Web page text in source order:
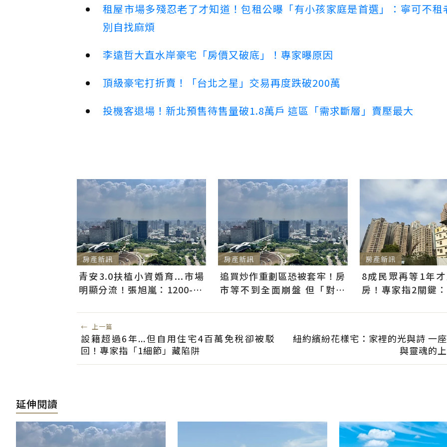
租屋市場多殘忍老了才知道！包租公曝「有小孩家庭是首選」：寧可不租
別自找麻煩
李遠哲大直水岸豪宅「房價又破底」！專家曝原因
頂級豪宅打折賣！「台北之星」交易再度跌破200萬
投機客退場！新北預售待售量破1.8萬戶 這區「需求斷層」賣壓最大
房產新訊
青安3.0扶植小資婚育...市場
明顯分流！張旭嵐：1200-18
房產新訊
追買炒作重劃區恐被套牢！房
市等不到全面崩盤 但「對的
房產新訊
8成民眾再等1年
房！專家指2關鍵
← 上一篇
設籍超過6年...但自用住宅4百萬免稅卻被駁
回！專家指「1細節」藏陷阱
紐約繽紛花樣宅：家裡的光與詩 一
與靈魂的
延伸閱讀